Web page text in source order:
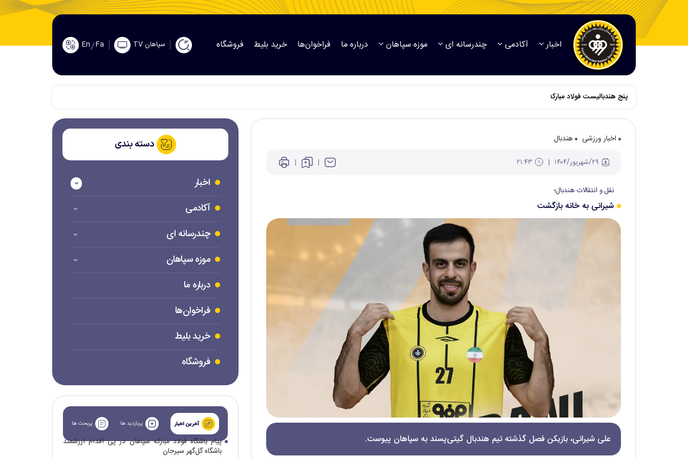
اخبار آکادمی چندرسانه ای موزه سپاهان درباره ما فراخوان‌ها خرید بلیط فروشگاه سپاهان TV Fa
En
پنج هندبالیست فولاد مبارکه سپاهان به اردوی تیم ملی بانوان دعوت شدند
اخبار ورزشی
هندبال
نقل و انتقالات هندبال؛
شیرانی به خانه بازگشت
علی شیرانی، بازیکن فصل گذشته تیم هندبال گیتی‌پسند به سپاهان پیوست.
دسته بندی
اخبار
آکادمی
چندرسانه ای
موزه سپاهان
درباره ما
فراخوان‌ها
خرید بلیط
فروشگاه
آخرین اخبار پربازدید ها پربحث ها
پیام باشگاه فولاد مبارکه سپاهان در پی اقدام ارزشمند
باشگاه گل‌گهر سیرجان